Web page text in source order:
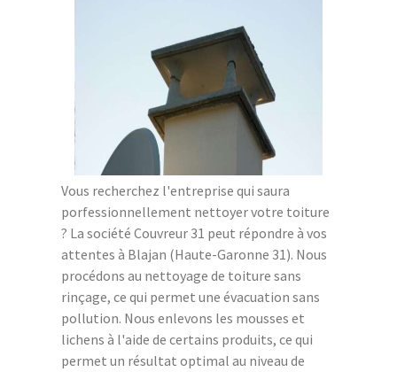
Vous recherchez l'entreprise qui saura
porfessionnellement nettoyer votre toiture
? La société Couvreur 31 peut répondre à vos
attentes à Blajan (Haute-Garonne 31). Nous
procédons au nettoyage de toiture sans
rinçage, ce qui permet une évacuation sans
pollution. Nous enlevons les mousses et
lichens à l'aide de certains produits, ce qui
permet un résultat optimal au niveau de